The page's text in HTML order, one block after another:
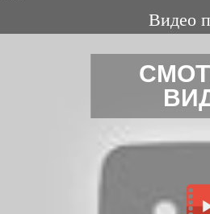
Видео